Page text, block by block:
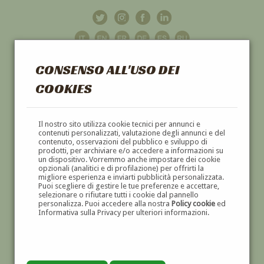
CONSENSO ALL'USO DEI
COOKIES
Il nostro sito utilizza cookie tecnici per annunci e
contenuti personalizzati, valutazione degli annunci e del
contenuto, osservazioni del pubblico e sviluppo di
prodotti, per archiviare e/o accedere a informazioni su
un dispositivo. Vorremmo anche impostare dei cookie
opzionali (analitici e di profilazione) per offrirti la
migliore esperienza e inviarti pubblicità personalizzata.
Puoi scegliere di gestire le tue preferenze e accettare,
selezionare o rifiutare tutti i cookie dal pannello
personalizza. Puoi accedere alla nostra Policy cookieed
Informativa sulla Privacy per ulteriori informazioni.
GALLERIAD'ARTE
DIPINTI E SCULTURE '800 E '900